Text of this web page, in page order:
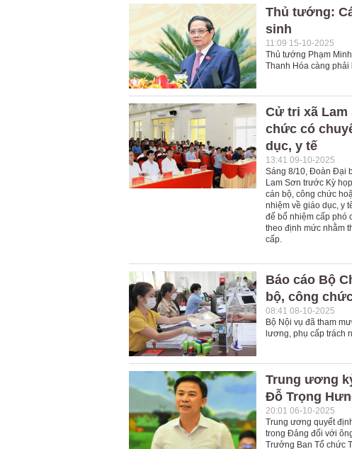
Thủ tướng:
sinh
11:09 15-10-2025
Thủ tướng Phạm
Thanh Hóa càng phải
Cử tri xã Lam
chức có
dục, y tế
13:41 09-10-2025
Sáng 8/10, Đoàn Đại
Lam Sơn trước Kỳ
cán bộ, công chức
nhiệm về giáo dục, y
để bổ nhiệm cấp phó
theo định mức nhằm
cấp.
Báo cáo Bộ
bộ, công
08:41 08-10-2025
Bộ Nội vụ đã tham
lương, phụ cấp trách
Trung ương
Đỗ Trọng
20:01 06-10-2025
Trung ương quyết
trong Đảng đối với
Trưởng Ban Tổ chức